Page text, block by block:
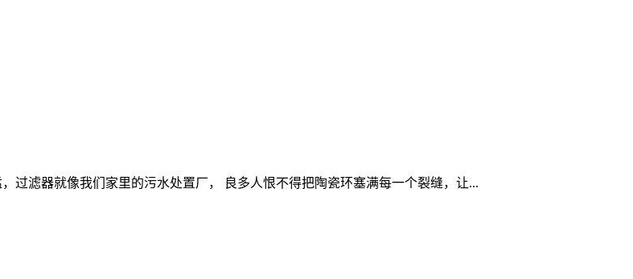
过滤器就像我们家里的污水处置厂， 良多人恨不得把陶瓷环塞满每一个裂缝，让...